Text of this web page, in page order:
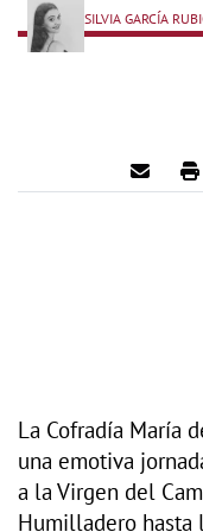
SILVIA GARCÍA
La Cofradía María
una emotiva
a la Virgen del
Humilladero hasta